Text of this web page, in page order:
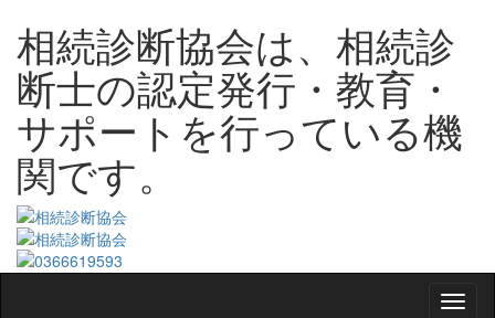
相続診断協会は、相続診
断士の認定発行・教育・
サポートを行っている機
関です。